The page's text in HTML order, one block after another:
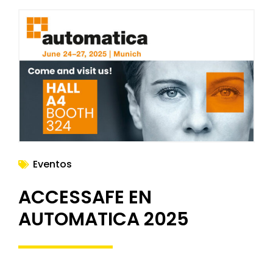
Eventos
ACCESSAFE EN
AUTOMATICA 2025